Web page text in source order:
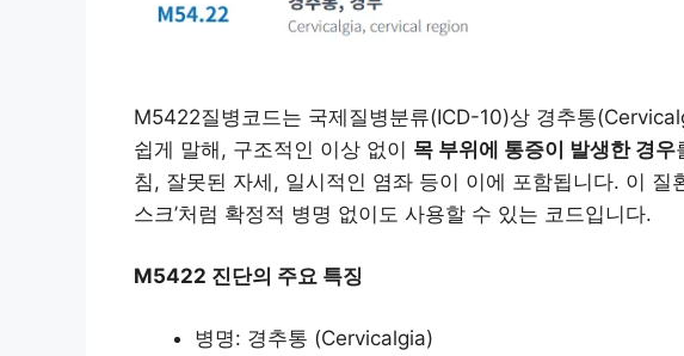
M5422질병코드는 국제질병분류(ICD-10)상 경추통
쉽게 말해, 구조적인 이상 없이 목 부위에 통증이 발생한 경우
침, 잘못된 자세, 일시적인 염좌 등이 이에 포함됩니다. 이 질
스크’처럼 확정적 병명 없이도 사용할 수 있는 코드입니다.
M5422 진단의 주요 특징
병명: 경추통 (Cervicalgia)